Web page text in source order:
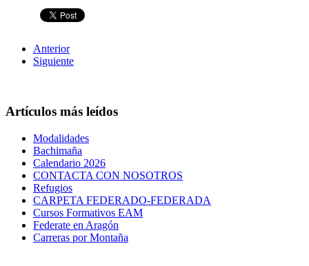
Anterior
Siguiente
Artículos más leídos
Modalidades
Bachimaña
Calendario 2026
CONTACTA CON NOSOTROS
Refugios
CARPETA FEDERADO-FEDERADA
Cursos Formativos EAM
Federate en Aragón
Carreras por Montaña